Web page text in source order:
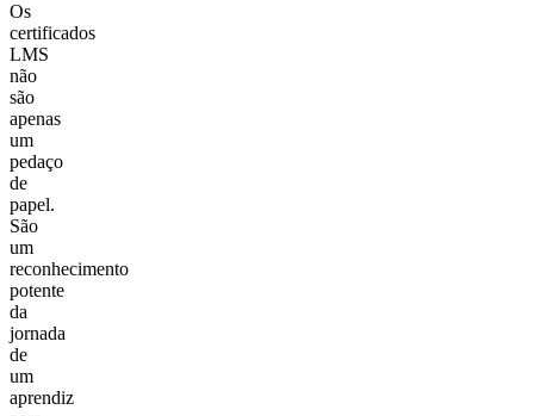
Os
certificados
LMS
não
são
apenas
um
pedaço
de
papel.
São
um
reconhecimento
potente
da
jornada
de
um
aprendiz